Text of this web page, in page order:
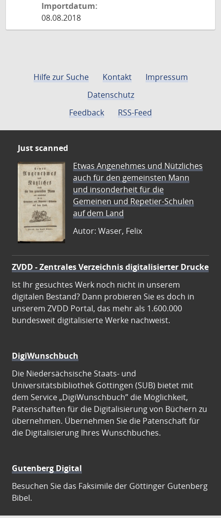
Importdatum:
08.08.2018
Hilfe zur Suche Kontakt
Impressum
Datenschutz
Feedback
RSS-Feed
Just scanned
Etwas Angenehmes und Nützliches
auch für den gemeinsten Mann
und insonderheit für die
Gemeinen und Repetier-Schulen
auf dem Land
Autor: Waser, Felix
ZVDD - Zentrales Verzeichnis digitalisierter Drucke
Ist Ihr gesuchtes Werk noch nicht in unserem
digitalen Bestand? Dann probieren Sie es doch in
unserem ZVDD Portal, das mehr als 1.600.000
bundesweit digitalisierte Werke nachweist.
DigiWunschbuch
Die Niedersächsische Staats- und
Universitätsbibliothek Göttingen (SUB) bietet mit
dem Service „DigiWunschbuch” die Möglichkeit,
Patenschaften für die Digitalisierung von Büchern zu
übernehmen. Übernehmen Sie die Patenschaft für
die Digitalisierung Ihres Wunschbuches.
Gutenberg Digital
Besuchen Sie das Faksimile der Göttinger Gutenberg
Bibel.